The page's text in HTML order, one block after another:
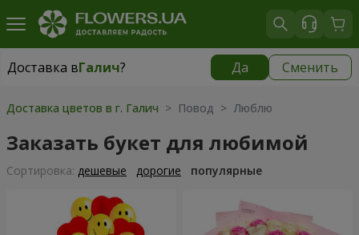
Доставка вГалич? Да Сменить
Доставка вГалич|
Доставка цветов в г. Галич > Повод > Люблю
Заказать букет для любимой
Cортировка: дешевые дорогие популярные